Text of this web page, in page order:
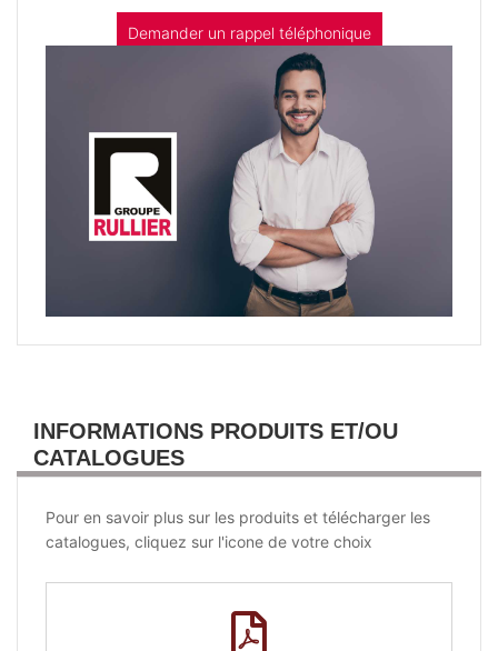
Demander un rappel téléphonique
INFORMATIONS PRODUITS ET/OU
CATALOGUES
Pour en savoir plus sur les produits et télécharger les
catalogues, cliquez sur l'icone de votre choix